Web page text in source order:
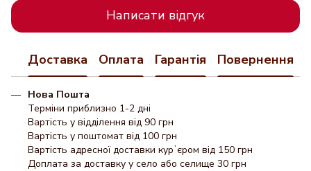
Написати відгук
Доставка Оплата Гарантія Повернення
Нова Пошта
Терміни приблизно 1-2 дні
Вартість у відділення від 90 грн
Вартість у поштомат від 100 грн
Вартість адресної доставки курʼєром від 150 грн
Доплата за доставку у село або селище 30 грн